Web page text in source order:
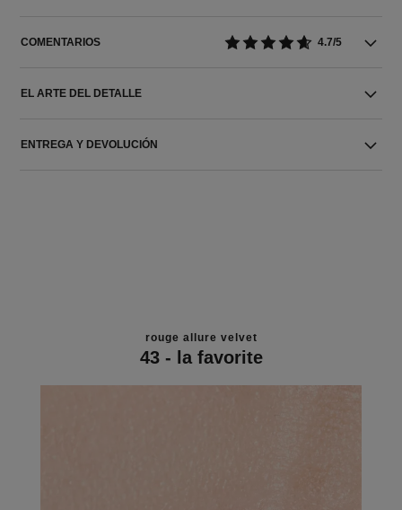
COMENTARIOS 4.7/5
EL ARTE DEL DETALLE
ENTREGA Y DEVOLUCIÓN
rouge allure velvet
43 - la favorite